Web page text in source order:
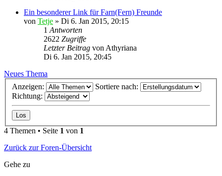
Ein besonderer Link für Farn(Fern) Freunde
von Tetje » Di 6. Jan 2015, 20:15
1 Antworten
2622 Zugriffe
Letzter Beitrag von Athyriana
Di 6. Jan 2015, 20:45
Neues Thema
Anzeigen:
Sortiere nach:
Richtung:
4 Themen • Seite 1 von 1
Zurück zur Foren-Übersicht
Gehe zu